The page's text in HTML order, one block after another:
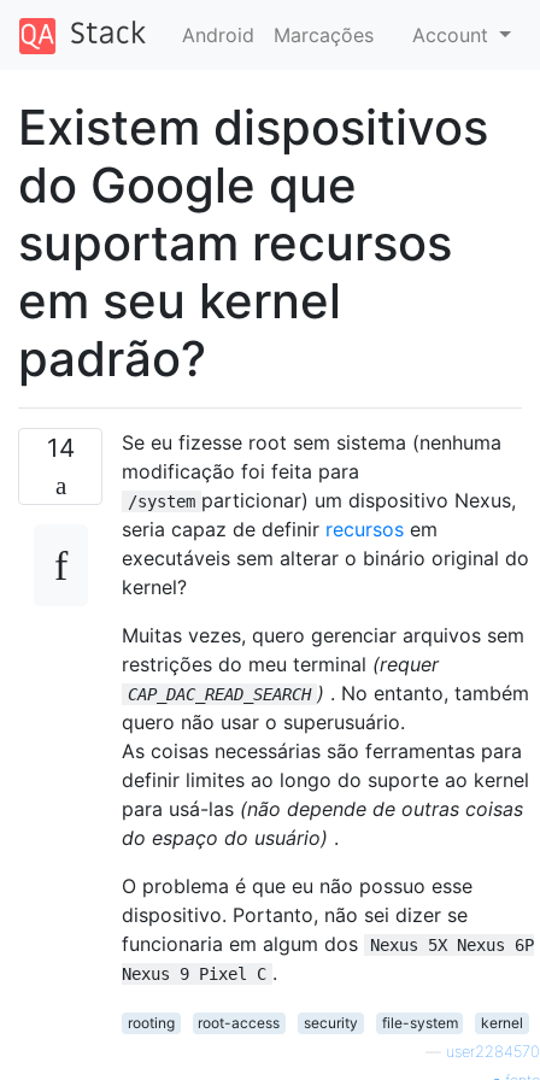
Android Marcações Account
Existem dispositivos
do Google que
suportam recursos
em seu kernel
padrão?
14
Se eu fizesse root sem sistema (nenhuma
modificação foi feita para
/system particionar) um dispositivo Nexus,
seria capaz de definir recursos em
executáveis ​​sem alterar o binário original do
kernel?
Muitas vezes, quero gerenciar arquivos sem
restrições do meu terminal (requer
CAP_DAC_READ_SEARCH ) . No entanto, também
quero não usar o superusuário.
As coisas necessárias são ferramentas para
definir limites ao longo do suporte ao kernel
para usá-las (não depende de outras coisas
do espaço do usuário) .
O problema é que eu não possuo esse
dispositivo. Portanto, não sei dizer se
funcionaria em algum dos
Nexus 5X Nexus 6P
Nexus 9 Pixel C .
rooting root-access security file-system
kernel
user2284570